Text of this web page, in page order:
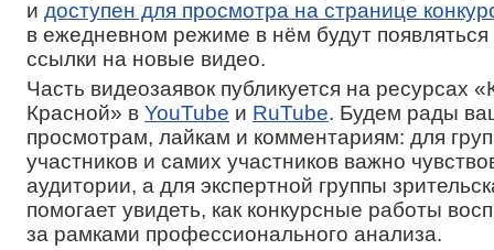
и доступен для просмотра на странице
в ежедневном режиме в нём будут
ссылки на новые видео.
Часть видеозаявок публикуется на ресурсах
Красной» в YouTube и RuTube. Будем рады
просмотрам, лайкам и комментариям: для
участников и самих участников важно
аудитории, а для экспертной группы
помогает увидеть, как конкурсные работы
за рамками профессионального анализа.